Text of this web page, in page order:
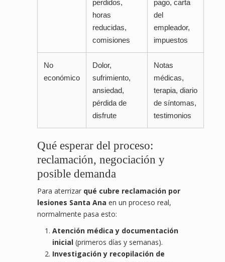
perdidos,
horas
reducidas,
comisiones
pago, carta
del
empleador,
impuestos
No
económico
Dolor,
sufrimiento,
ansiedad,
pérdida de
disfrute
Notas
médicas,
terapia, diario
de síntomas,
testimonios
Qué esperar del proceso:
reclamación, negociación y
posible demanda
Para aterrizar qué cubre reclamación por
lesiones Santa Ana en un proceso real,
normalmente pasa esto:
Atención médica y documentación
inicial (primeros días y semanas).
Investigación y recopilación de